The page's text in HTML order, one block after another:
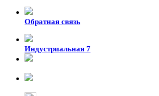
Обратная связь
Индустриальная 7